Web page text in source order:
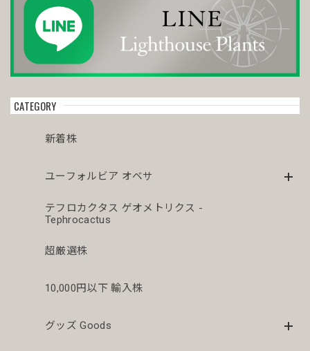
CATEGORY
新着株
ユーフォルビア オベサ
テフロカクタス ゲオメトリクス -
Tephrocactus
超厳選株
10,000円以下 輸入株
グッズ Goods
オス株【厳選株】超大株 直径約8.7cm マウンテン ヴィンテージ オベサ / ユーフォルビア
今年初オベサをお迎えしました。 どぉしてもこの株が欲し
た😊まさにアーティスティックオベサ💓芸術品です😍 今後
とも宜しくお願い致します🙇‍♂️🙇‍♂️
2026/04/03
シュッとスタイルの良いオベサが届きドキドキです。こちら
のでまたお迎えしたいです。